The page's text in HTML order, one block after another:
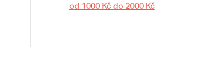
od 1000 Kč do 2000 Kč